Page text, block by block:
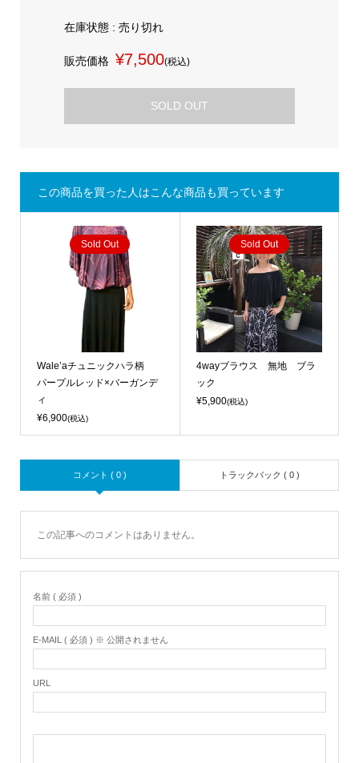
在庫状態 : 売り切れ
販売価格 ¥7,500(税込)
SOLD OUT
この商品を買った人はこんな商品も買っています
Sold Out
Wale’aチュニックハラ柄
パープルレッド×バーガンデ
ィ
¥6,900(税込)
Sold Out
4wayブラウス 無地 ブラ
ック
¥5,900(税込)
コメント ( 0 ) トラックバック ( 0 )
この記事へのコメントはありません。
名前 ( 必須 )
E-MAIL ( 必須 ) ※ 公開されません
URL